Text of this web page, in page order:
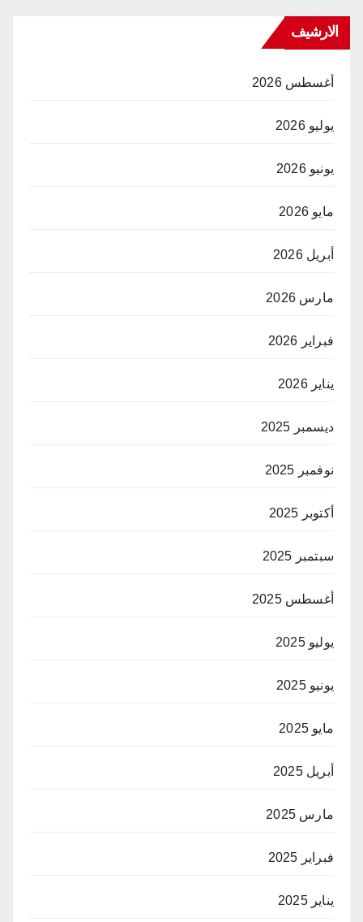
الارشيف
أغسطس 2026
يوليو 2026
يونيو 2026
مايو 2026
أبريل 2026
مارس 2026
فبراير 2026
يناير 2026
ديسمبر 2025
نوفمبر 2025
أكتوبر 2025
سبتمبر 2025
أغسطس 2025
يوليو 2025
يونيو 2025
مايو 2025
أبريل 2025
مارس 2025
فبراير 2025
يناير 2025